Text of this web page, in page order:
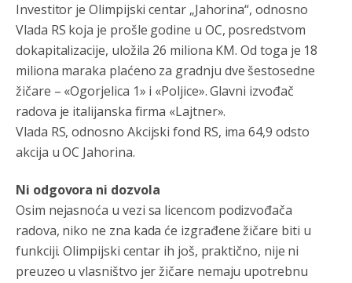
Investitor je Olimpijski centar „Jahorina“, odnosno
Vlada RS koja je prošle godine u OC, posredstvom
dokapitalizacije, uložila 26 miliona KM. Od toga je 18
miliona maraka plaćeno za gradnju dve šestosedne
žičare – «Ogorjelica 1» i «Poljice». Glavni izvođač
radova je italijanska firma «Lajtner».
Vlada RS, odnosno Akcijski fond RS, ima 64,9 odsto
akcija u OC Jahorina.
Ni odgovora ni dozvola
Osim nejasnoća u vezi sa licencom podizvođača
radova, niko ne zna kada će izgrađene žičare biti u
funkciji. Olimpijski centar ih još, praktično, nije ni
preuzeo u vlasništvo jer žičare nemaju upotrebnu
Kosova se Srbi mogu i lijecit i skolovat i glasat u Srbij. A
niko sa 23 posto federacije to ne moze u Republici
Srpskoj. Zato zivjela REPUBLIKA SRPSKA
Анонимно2807441 8/6/2026 10:21
муслимански екстремиста,шта он има са тзв Косовом?
Анонимно2807447 8/6/2026 10:21
Откуд онолико увече арапа по Палама са комплет
Анонимно2807441
накотило се
Анонимно2807447 8/6/2026 10:24